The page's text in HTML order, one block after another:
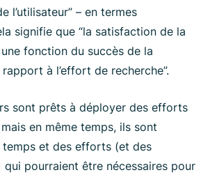
l’utilisateur” – en termes
signifie que “la satisfaction de la
fonction du succès de la
à l’effort de recherche”.
sont prêts à déployer des efforts
en même temps, ils sont
temps et des efforts (et des
qui pourraient être nécessaires pour